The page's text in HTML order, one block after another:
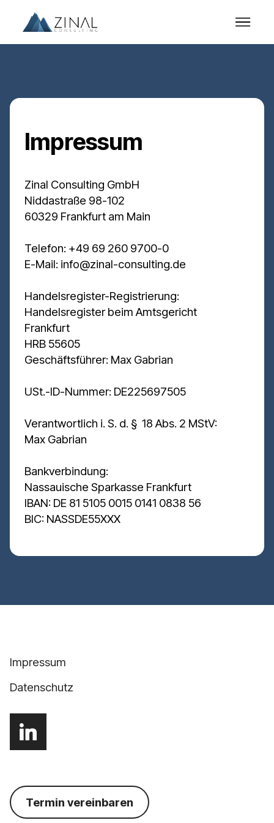
Impressum
Zinal Consulting GmbH
Niddastraße 98-102
60329 Frankfurt am Main
Telefon: +49 69 260 9700-0
E-Mail: info@zinal-consulting.de
Handelsregister-Registrierung:
Handelsregister beim Amtsgericht
Frankfurt
HRB 55605
Geschäftsführer: Max Gabrian
USt.-ID-Nummer: DE225697505
Verantwortlich i. S. d. § 18 Abs. 2 MStV:
Max Gabrian
Bankverbindung:
Nassauische Sparkasse Frankfurt
IBAN: DE 81 5105 0015 0141 0838 56
BIC: NASSDE55XXX
Impressum
Datenschutz
Termin vereinbaren